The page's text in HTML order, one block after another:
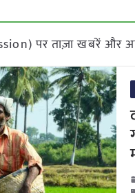
पर ताज़ा खबरें और